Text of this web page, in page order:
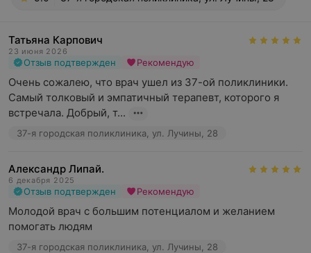
Татьяна Карпович
23 июня 2026
Отзыв подтвержден Рекомендую
Очень сожалею, что врач ушел из 37-ой поликлиники.
Самый толковый и эмпатичный терапевт, которого я
встречала. Добрый, т...
37-я городская поликлиника, ул. Лучины, 28
Александр Липай.
6 декабря 2025
Отзыв подтвержден Рекомендую
Молодой врач с большим потенциалом и желанием
помогать людям
37-я городская поликлиника, ул. Лучины, 28